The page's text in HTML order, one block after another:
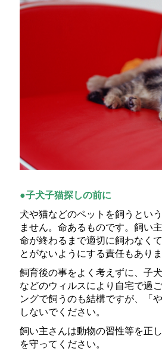
●子犬子猫探しの前に
犬や猫などのペットを飼うとい
ません。命あるものです。飼い
命が終わるまで適切に飼わなく
とがないようにする責任もありま
飼育後の事をよく考えずに、子
などのウィルスにより自宅で過
ングで飼うのも結構ですが、「
しないでください。
飼い主さんは動物の習性等を正
を守ってください。